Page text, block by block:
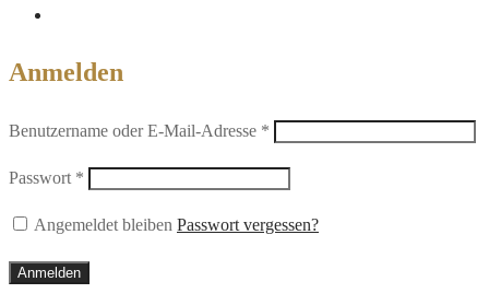
Anmelden
Benutzername oder E-Mail-Adresse *
Passwort *
Angemeldet bleiben Passwort vergessen?
Anmelden